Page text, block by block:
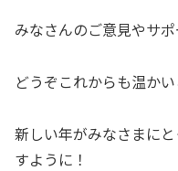
みなさんのご意見やサ
どうぞこれからも温か
新しい年がみなさまに
すように！